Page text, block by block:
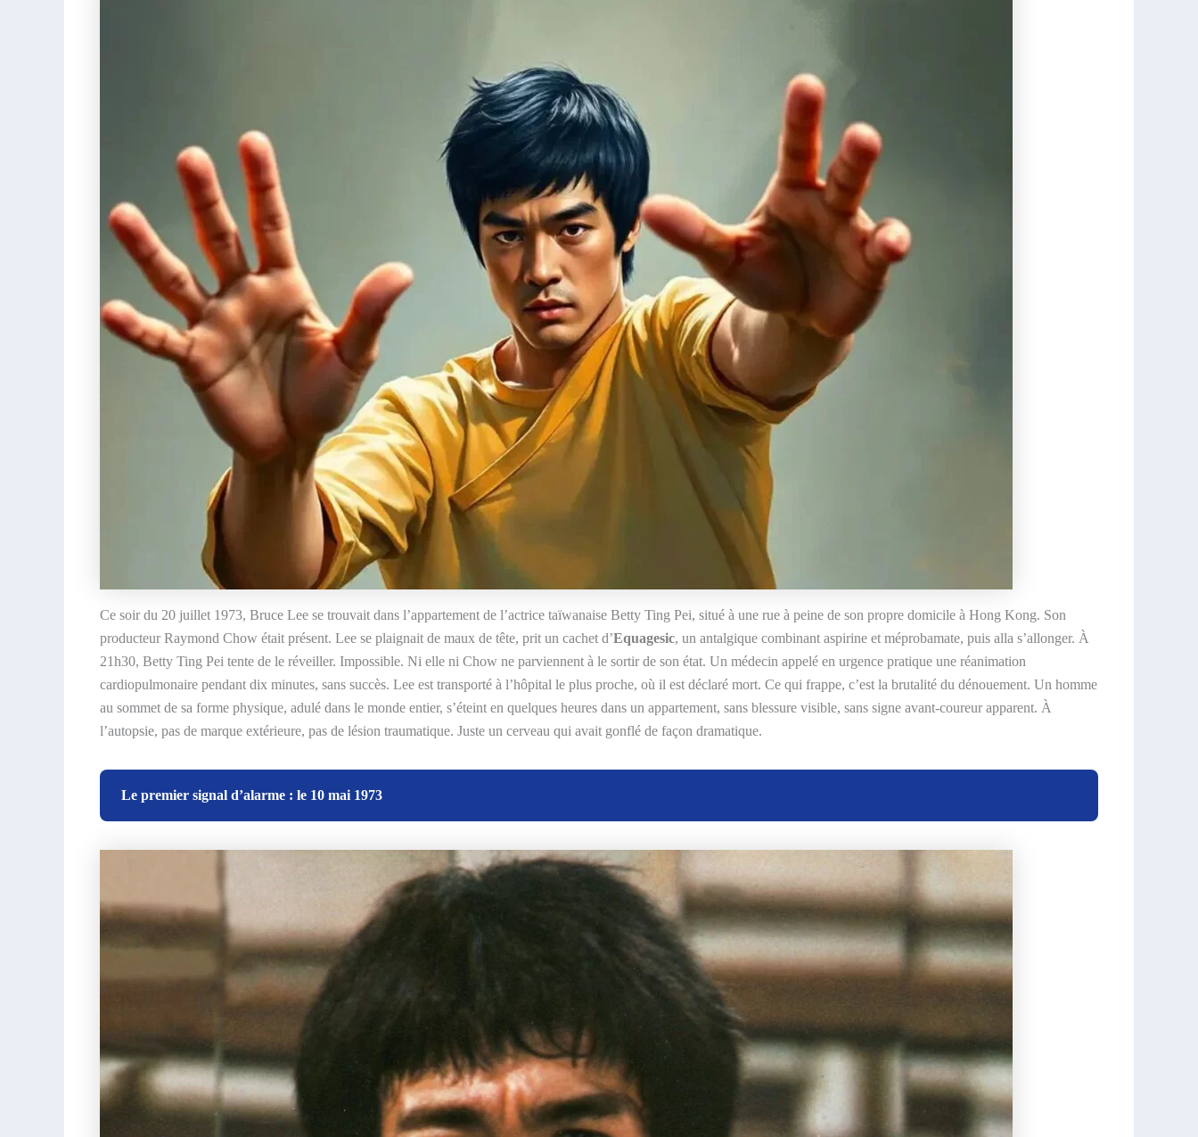
Ce soir du 20 juillet 1973, Bruce Lee se trouvait dans l’appartement de l’actrice taïwanaise Betty Ting Pei, situé à une rue à peine de son propre domicile à Hong Kong. Son
producteur Raymond Chow était présent. Lee se plaignait de maux de tête, prit un cachet d’Equagesic, un antalgique combinant aspirine et méprobamate, puis alla s’allonger. À
21h30, Betty Ting Pei tente de le réveiller. Impossible. Ni elle ni Chow ne parviennent à le sortir de son état. Un médecin appelé en urgence pratique une réanimation
cardiopulmonaire pendant dix minutes, sans succès. Lee est transporté à l’hôpital le plus proche, où il est déclaré mort. Ce qui frappe, c’est la brutalité du dénouement. Un homme
au sommet de sa forme physique, adulé dans le monde entier, s’éteint en quelques heures dans un appartement, sans blessure visible, sans signe avant-coureur apparent. À
l’autopsie, pas de marque extérieure, pas de lésion traumatique. Juste un cerveau qui avait gonflé de façon dramatique.
Le premier signal d’alarme : le 10 mai 1973